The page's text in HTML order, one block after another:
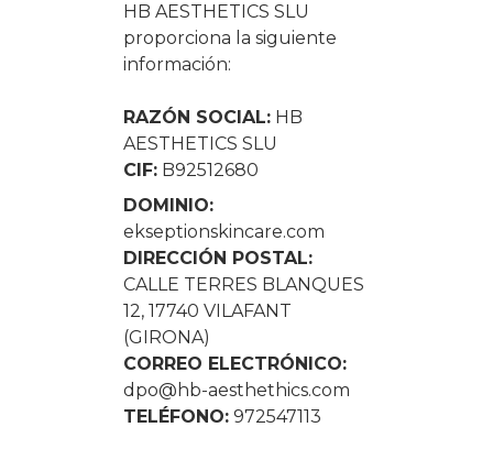
HB AESTHETICS SLU
proporciona la siguiente
información:
RAZÓN SOCIAL: HB
AESTHETICS SLU
CIF: B92512680
DOMINIO:
ekseptionskincare.com
DIRECCIÓN POSTAL:
CALLE TERRES BLANQUES
12, 17740 VILAFANT
(GIRONA)
CORREO ELECTRÓNICO:
dpo@hb-aesthethics.com
TELÉFONO: 972547113